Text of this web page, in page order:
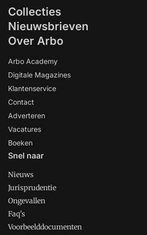
Collecties
Nieuwsbrieven
Over Arbo
Arbo Academy
Digitale Magazines
Klantenservice
Contact
Adverteren
Vacatures
Boeken
Snel naar
Nieuws
Jurisprudentie
Ongevallen
Faq's
Voorbeelddocumenten